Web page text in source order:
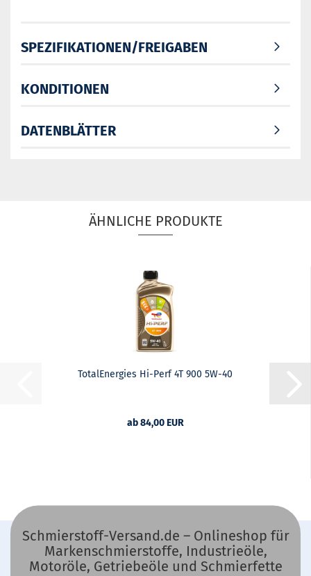
SPEZIFIKATIONEN/FREIGABEN
KONDITIONEN
DATENBLÄTTER
ÄHNLICHE PRODUKTE
TotalEnergies Hi-Perf 4T 900 5W-40
ab 84,00 EUR
Schmierstoff-Versand.de – Onlineshop für
Markenschmierstoffe, Industrieöle,
Motoröle, Getriebeöle und Schmierfette